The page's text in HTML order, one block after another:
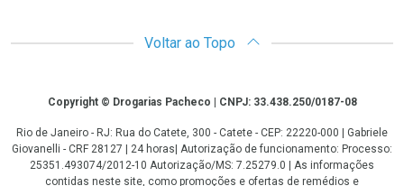
Voltar ao Topo
CopyrightCopyright © Drogarias Pacheco | CNPJ: 33.438.250/0187-08
Rio de Janeiro - RJ: Rua do Catete, 300 - Catete - CEP: 22220-000 | Gabriele
Giovanelli - CRF 28127 | 24 horas| Autorização de funcionamento: Processo:
25351.493074/2012-10 Autorização/MS: 7.25279.0 | As informações
contidas neste site, como promoções e ofertas de remédios e